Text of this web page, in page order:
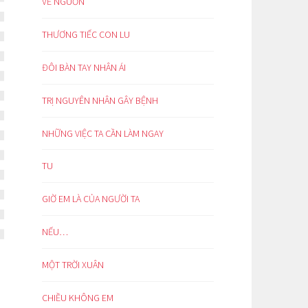
THƯƠNG TIẾC CON LU
ĐÔI BÀN TAY NHÂN ÁI
TRỊ NGUYÊN NHÂN GÂY BỆNH
NHỮNG VIỆC TA CẦN LÀM NGAY
TU
GIỜ EM LÀ CỦA NGƯỜI TA
NẾU…
MỘT TRỜI XUÂN
CHIỀU KHÔNG EM